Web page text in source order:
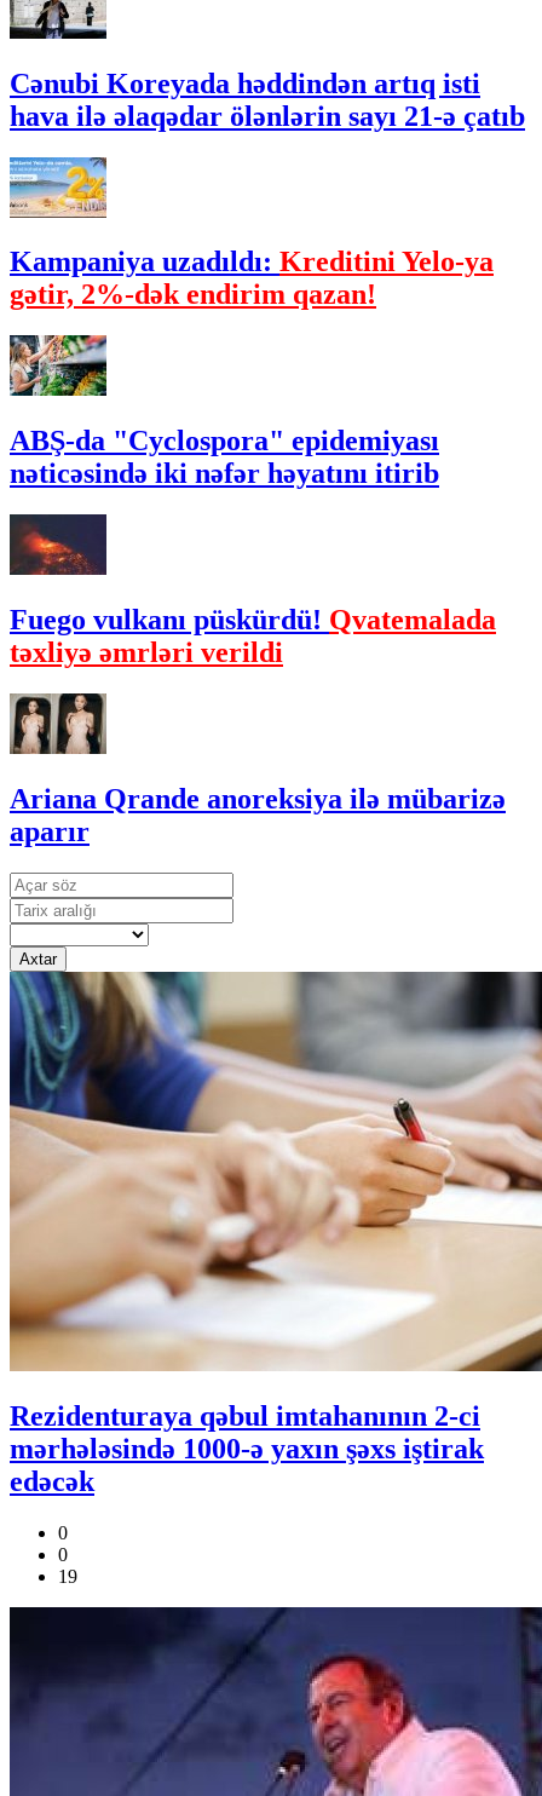
Cənubi Koreyada həddindən artıq isti
hava ilə əlaqədar ölənlərin sayı 21-ə çatıb
Kampaniya uzadıldı: Kreditini Yelo-ya
gətir, 2%-dək endirim qazan!
ABŞ-da "Cyclospora" epidemiyası
nəticəsində iki nəfər həyatını itirib
Fuego vulkanı püskürdü! Qvatemalada
təxliyə əmrləri verildi
Ariana Qrande anoreksiya ilə mübarizə
aparır
Axtar
Rezidenturaya qəbul imtahanının 2-ci
mərhələsində 1000-ə yaxın şəxs iştirak
edəcək
0
0
19